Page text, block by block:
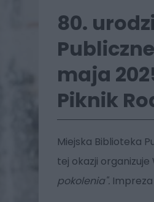
80.
maja
Piknik
Miejska Biblioteka
tej okazji organizuje
pokolenia". Impreza